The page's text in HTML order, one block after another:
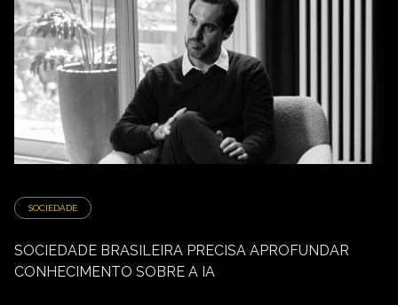
SOCIEDADE
SOCIEDADE BRASILEIRA PRECISA APROFUNDAR
CONHECIMENTO SOBRE A IA